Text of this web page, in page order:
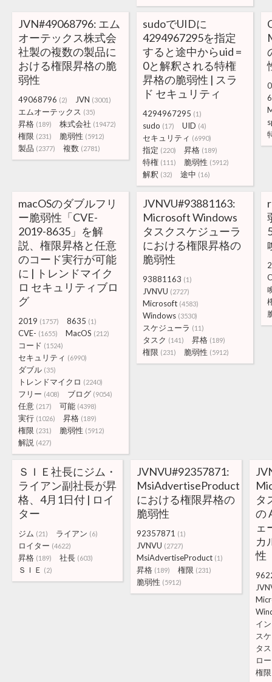
JVN#49068796: エム
オーテックス株式会
社製の複数の製品に
おける権限昇格の脆
弱性
49068796 (2) JVN (3001)
エムオーテックス (35)
昇格 (189) 株式会社 (19472)
権限 (231) 脆弱性 (5912)
製品 (2377) 複数 (2781)
sudoでUIDに
4294967295を指定
すると途中からuid =
0と解釈される特権
昇格の脆弱性 | スラ
ド セキュリティ
4294967295 (1)
sudo (17) UID (4)
セキュリティ (6990)
指定 (220) 昇格 (189)
特権 (111) 脆弱性 (5912)
解釈 (32) 途中 (16)
macOSのダブルフリ
ー脆弱性「CVE-
2019-8635」を解
説、権限昇格と任意
のコード実行が可能
に | トレンドマイク
ロ セキュリティブロ
グ
2019 (1757) 8635 (1)
CVE- (1655) MacOS (212)
コード (1524)
セキュリティ (6990)
ダブル (35)
トレンドマイクロ (2240)
フリー (408) ブログ (9054)
任意 (217) 可能 (4398)
実行 (1026) 昇格 (189)
権限 (231) 脆弱性 (5912)
解説 (427)
JVNVU#93881163:
Microsoft Windows
タスクスケジューラ
における権限昇格の
脆弱性
93881163 (1)
JVNVU (2727)
Microsoft (4583)
Windows (3530)
スケジューラ (11)
タスク (141) 昇格 (189)
権限 (231) 脆弱性 (5912)
ＳＩＥ社長にジム・
ライアン副社長が昇
格、4月1日付 | ロイ
ター
ジム (21) ライアン (6)
ロイター (4622)
昇格 (189) 社長 (603)
ＳＩＥ (2)
JVNVU#92357871:
MsiAdvertiseProduct
における権限昇格の
脆弱性
92357871 (1)
JVNVU (2727)
MsiAdvertiseProduct (1)
昇格 (189) 権限 (231)
脆弱性 (5912)
タ
の
ェ
カ
性
イ
ス
タ
ロ
権限